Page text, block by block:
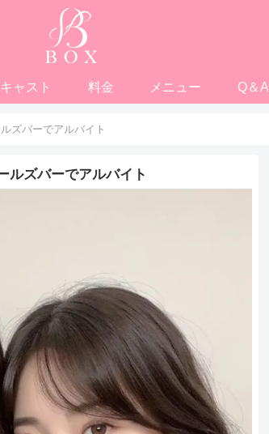
ャスト 料金 メニュー Q＆A
ズバーでアルバイト
ルズバーでアルバイト